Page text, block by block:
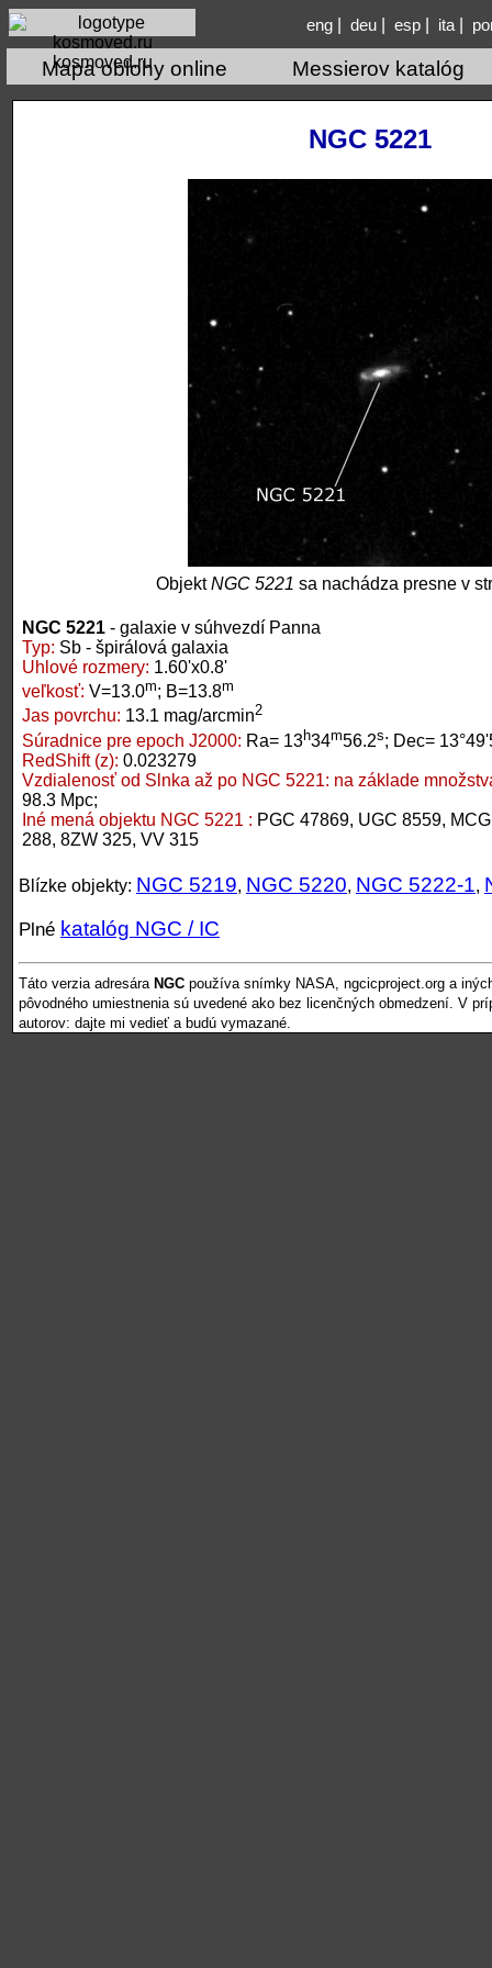
kosmoved.ru
eng| deu| esp| ita|
Mapa oblohy online Messierov katalóg
NGC 5221
ObjektNGC 5221 sa nachádza presne v
NGC 5221 - galaxie v súhvezdí Panna
Typ: Sb - špirálová galaxia
Uhlové rozmery: 1.60'x0.8'
veľkosť: V=13.0m; B=13.8m
Jas povrchu: 13.1 mag/arcmin2
Súradnice pre epoch J2000: Ra= 13h34m56.2s; Dec=
RedShift (z): 0.023279
Vzdialenosť od Slnka až po NGC 5221: na základe
98.3 Mpc;
Iné mená objektu NGC 5221 : PGC 47869, UGC 8559,
288, 8ZW 325, VV 315
Blízke objekty: NGC 5219, NGC 5220, NGC 5222-1,
Plné katalóg NGC / IC
Táto verzia adresára NGC používa snímky NASA, ngcicproject.org a
pôvodného umiestnenia sú uvedené ako bez licenčných obmedzení. V
autorov: dajte mi vedieť a budú vymazané.